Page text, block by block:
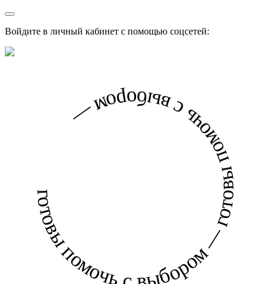
Войдите в личный кабинет с помощью соцсетей:
готовы помочь с выбором — готовы помочь с выбором —